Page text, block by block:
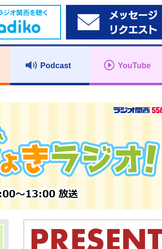
Podcast YouTube